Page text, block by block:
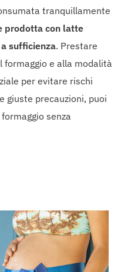
tranquillamente
prodotta con latte
sufficienza. Prestare
e alla modalità
per evitare rischi
giuste precauzioni, puoi
senza